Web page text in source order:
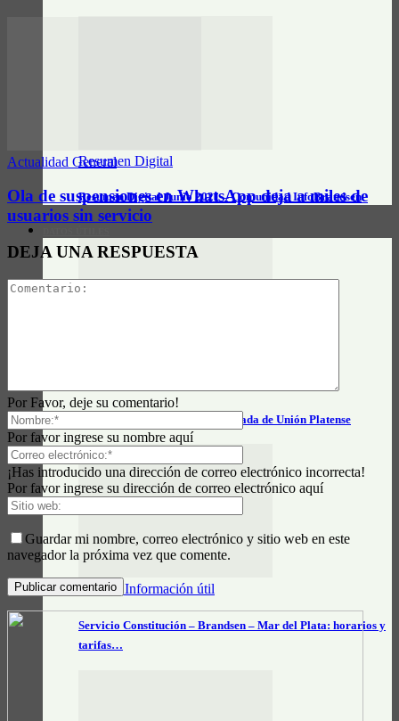
Resumen Digital
Resumen Digital Junio 2021 – Comunidad InfoBrandsen
Horarios e información actualizada de Unión Platense
Datos e Información útil
Servicio Constitución – Brandsen – Mar del Plata: horarios y
tarifas…
Actualidad General
Ola de suspensiones en WhatsApp deja a miles de
usuarios sin servicio
DEJA UNA RESPUESTA
Por Favor, deje su comentario!
Por favor ingrese su nombre aquí
¡Has introducido una dirección de correo electrónico incorrecta!
Por favor ingrese su dirección de correo electrónico aquí
Guardar mi nombre, correo electrónico y sitio web en este
navegador la próxima vez que comente.